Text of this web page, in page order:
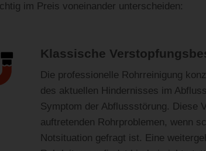
im Preis voneinander unterscheiden:
Klassische
Die professionelle Rohrreinigung
des aktuellen Hindernisses im
Symptom der Abflussstörung. Diese
auftretenden Rohrproblemen, wenn
Notsituation gefragt ist. Eine